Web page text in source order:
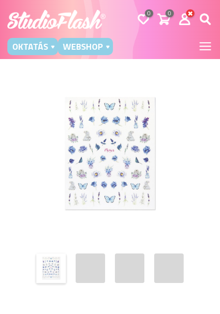
0 0
OKTATÁS WEBSHOP